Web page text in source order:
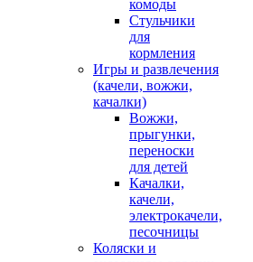
комоды
Стульчики
для
кормления
Игры и развлечения
(качели, вожжи,
качалки)
Вожжи,
прыгунки,
переноски
для детей
Качалки,
качели,
электрокачели,
песочницы
Коляски и